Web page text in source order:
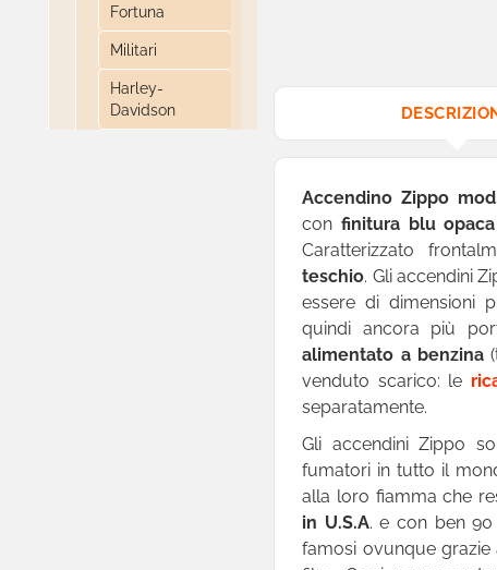
Fortuna
Militari
Harley-
Davidson
Accendino Zippo
con finitura blu opaca
Caratterizzato
teschio. Gli accendini
essere di dimensioni
quindi ancora più
alimentato a benzina
venduto scarico: le
separatamente.
Gli accendini Zippo
fumatori in tutto il
alla loro fiamma che
in U.S.A. e con ben 90
famosi ovunque